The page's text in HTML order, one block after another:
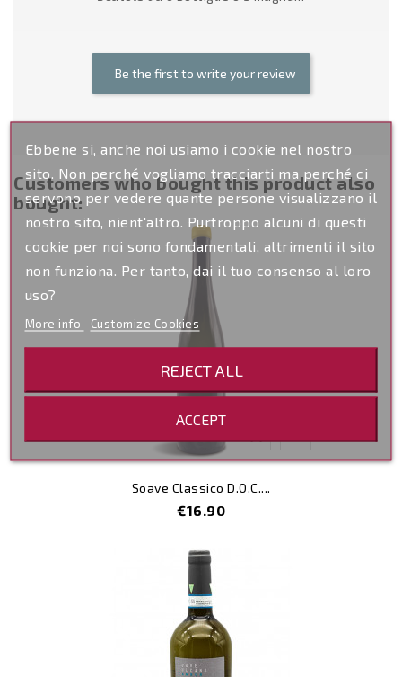
Be the first to write your review
Customers who bought this product also
bought:
Soave Classico D.O.C....
Price
€16.90
Ebbene si, anche noi usiamo i cookie nel nostro
sito. Non perché vogliamo tracciarti ma perché ci
servono per vedere quante persone visualizzano il
nostro sito, nient'altro. Purtroppo alcuni di questi
cookie per noi sono fondamentali, altrimenti il sito
non funziona. Per tanto, dai il tuo consenso al loro
uso?
More info Customize Cookies
REJECT ALL
ACCEPT